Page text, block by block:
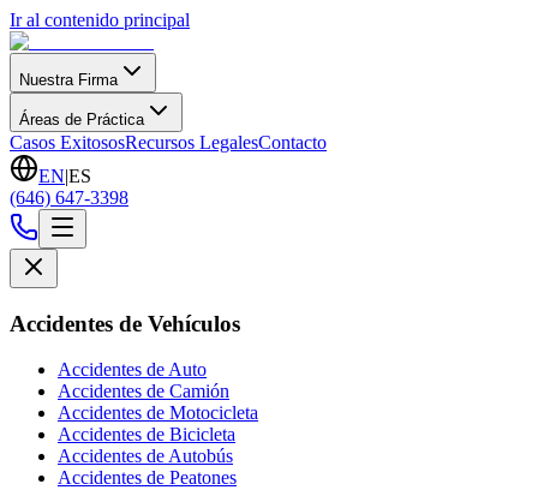
Ir al contenido principal
Nuestra Firma
Áreas de Práctica
Casos ExitososRecursos LegalesContacto
EN|ES
(646) 647-3398
Accidentes de Vehículos
Accidentes de Auto
Accidentes de Camión
Accidentes de Motocicleta
Accidentes de Bicicleta
Accidentes de Autobús
Accidentes de Peatones